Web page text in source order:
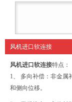
风机进口软连接
风机进口软连接特点：
1、 多向补偿：非金属
和侧向位移。